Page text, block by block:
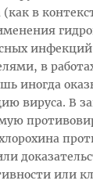
в
в
иногда
вируса. В
или